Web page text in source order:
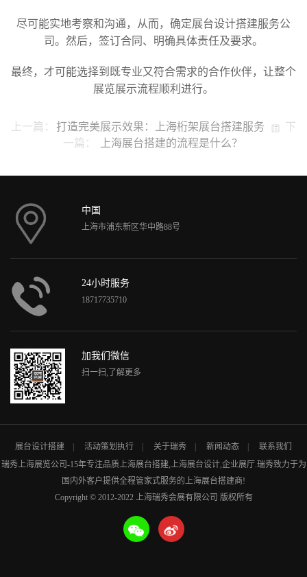
尽可能实地考察和沟通，从而，确定展台设计搭建服务公
司。然后，签订合同、明确具体责任及要求。
最终，才可能选择到既专业又符合需求的合作伙伴，让整个
展览展示流程顺利进行。
上一篇： 打造完美展示效果：上海桁架展台搭建服务
下
一篇：
上海展台搭建的流程是什么？
中国
上海市浦东新区华中路88号
24小时服务
18717735710
加我们微信
扫一扫,了解更多
展台设计搭建 活动策划执行 关于瑞秀 新闻动态
联系我们
瑞秀上海展览公司 -15年专注品质上海展台搭建,上海展台设计,企业展厅.瑞秀致力于为
国内外客户提供全程管家式服务的上海展台搭建商!
Copyright © 2012-2022 上海瑞秀会展有限公司 版权所有